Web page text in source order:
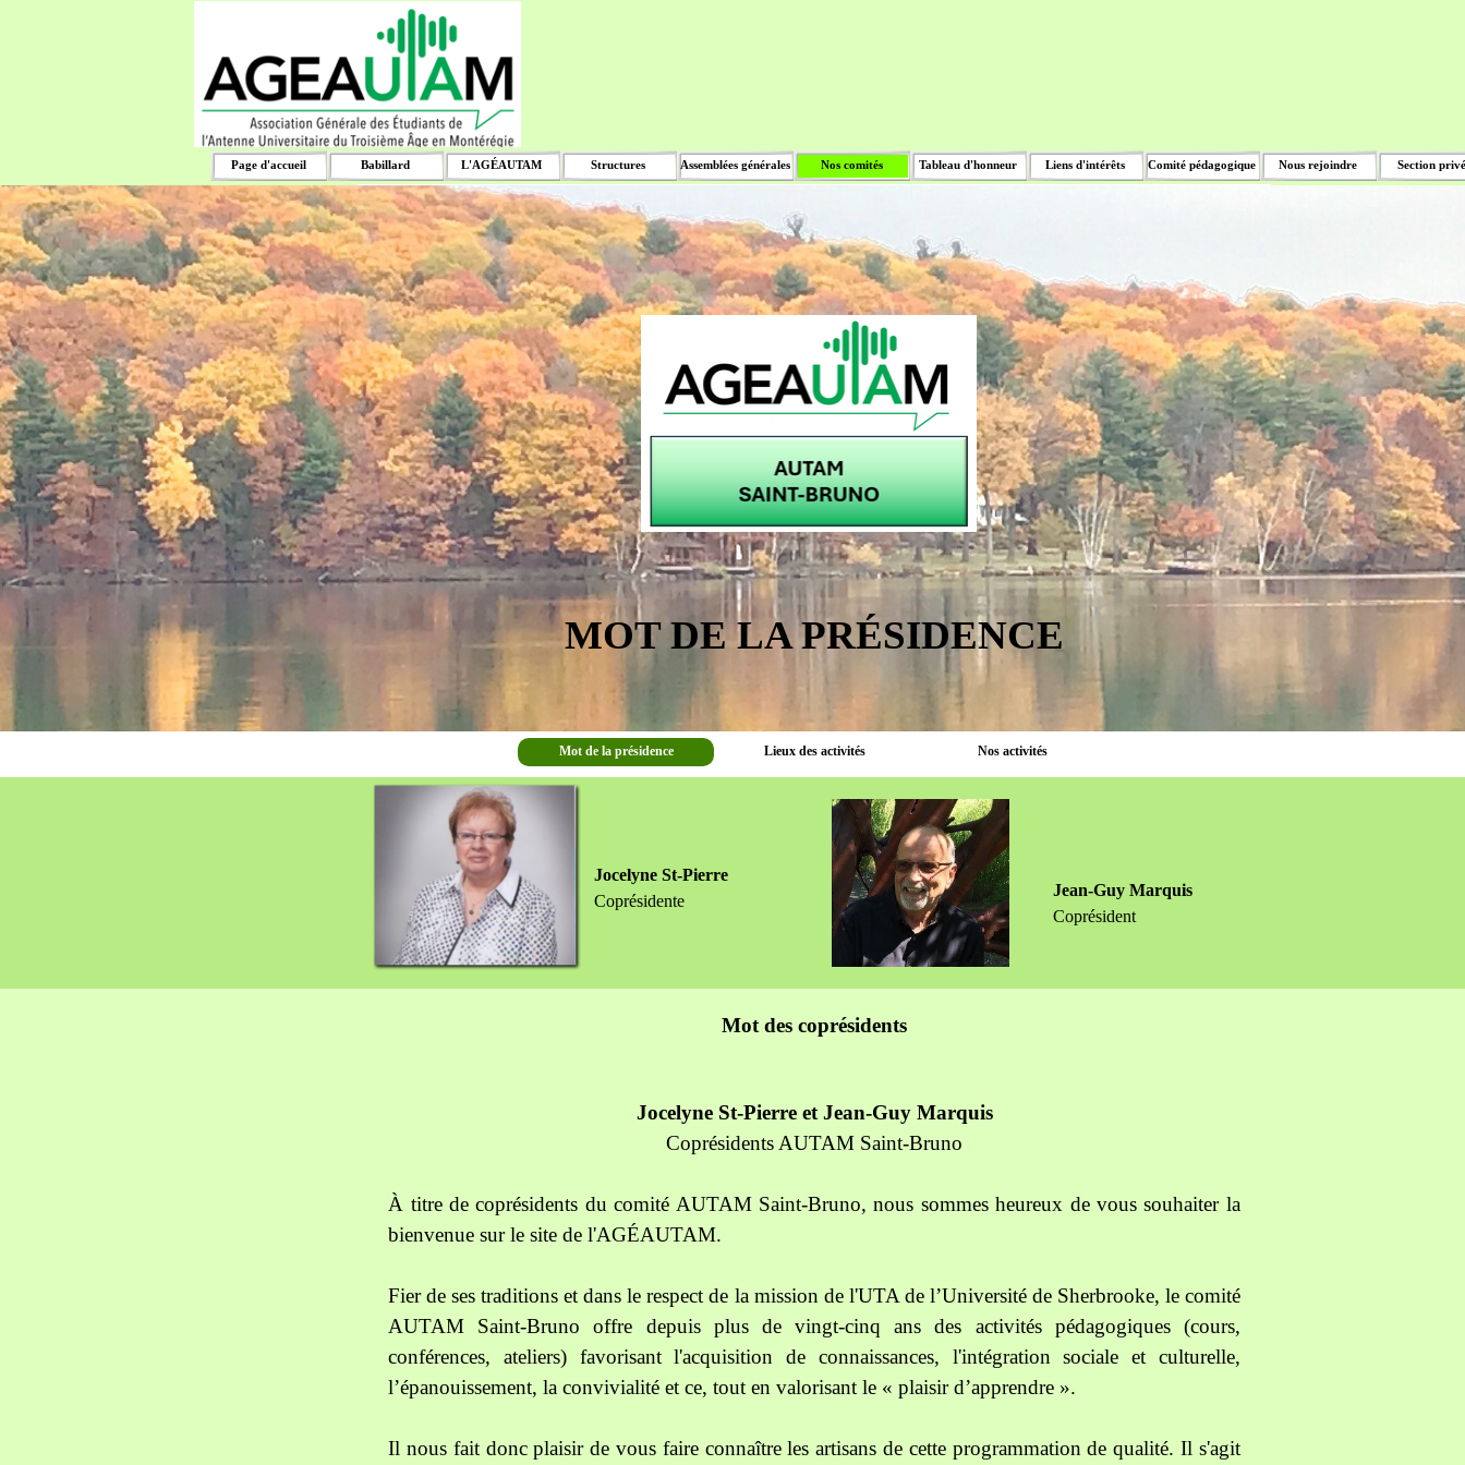
Rechercher
Sauter le menu
Page d'accueil Babillard L'AGÉAUTAM ▼
Structures ▼
Assemblées générales ▼
Nos comités ▼
Tableau d'honneur Liens d'intérêts Comité pédagogique Nous rejoindre ▼
Section
MOT DE LA PRÉSIDENCE
Sauter le menu
Mot de la présidence Lieux des activités Nos activités
Jocelyne St-Pierre
Coprésidente
Jean-Guy Marquis
Coprésident
Mot des coprésidents
Jocelyne St-Pierre et Jean-Guy Marquis
Coprésidents AUTAM Saint-Bruno
À titre de coprésidents du comité AUTAM Saint-Bruno, nous sommes heureux de vous souhaiter la
bienvenue sur le site de l'AGÉAUTAM.
Fier de ses traditions et dans le respect de la mission de l'UTA de l’Université de Sherbrooke, le comité
AUTAM Saint-Bruno offre depuis plus de vingt-cinq ans des activités pédagogiques (cours,
conférences, ateliers) favorisant l'acquisition de connaissances, l'intégration sociale et culturelle,
l’épanouissement, la convivialité et ce, tout en valorisant le « plaisir d’apprendre ».
Il nous fait donc plaisir de vous faire connaître les artisans de cette programmation de qualité. Il s'agit